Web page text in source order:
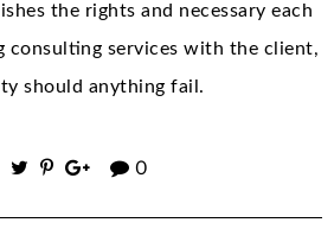
the rights and necessary each
consulting services with the client,
should anything fail.
0